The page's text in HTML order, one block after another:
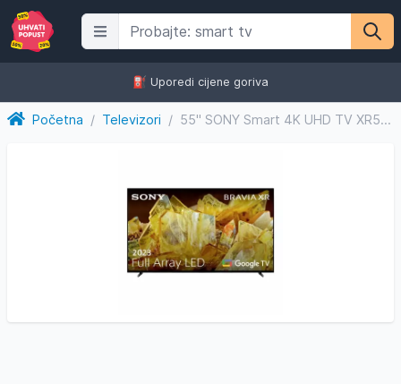
⛽️ Uporedi cijene goriva
Početna / Televizori / 55" SONY Smart 4K UHD TV XR55X90LAEP